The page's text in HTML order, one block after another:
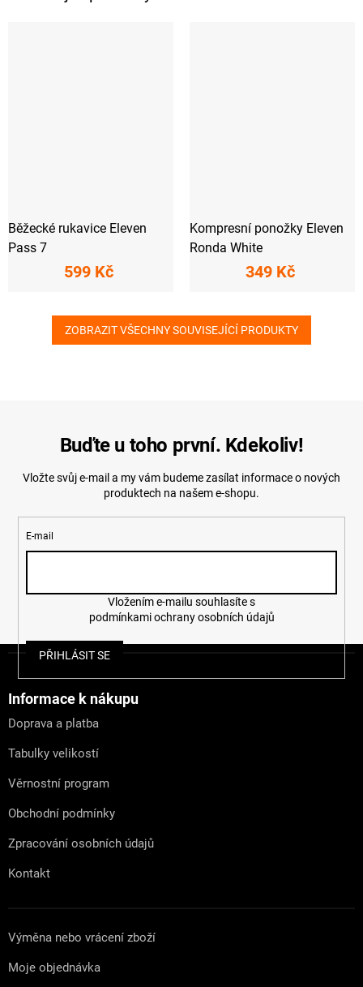
Běžecké rukavice Eleven
Pass 7
599 Kč
Kompresní ponožky Eleven
Ronda White
349 Kč
ZOBRAZIT VŠECHNY SOUVISEJÍCÍ PRODUKTY
Buďte u toho první. Kdekoliv!
Vložte svůj e-mail a my vám budeme zasílat informace o nových
produktech na našem e-shopu.
E-mail
podmínkami ochrany osobních údajů
PŘIHLÁSIT SE
Informace k nákupu
Doprava a platba
Tabulky velikostí
Věrnostní program
Obchodní podmínky
Zpracování osobních údajů
Kontakt
Výměna nebo vrácení zboží
Moje objednávka